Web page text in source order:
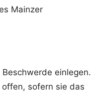
Mainzer
einlegen.
sofern sie das